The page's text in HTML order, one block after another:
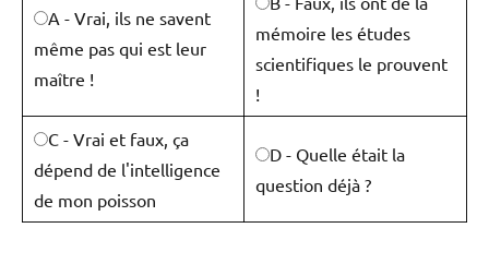
A - Vrai, ils ne savent
même pas qui est leur
maître !
mémoire les études
scientifiques le prouvent
!
C - Vrai et faux, ça
dépend de l'intelligence
de mon poisson
D - Quelle était la
question déjà ?